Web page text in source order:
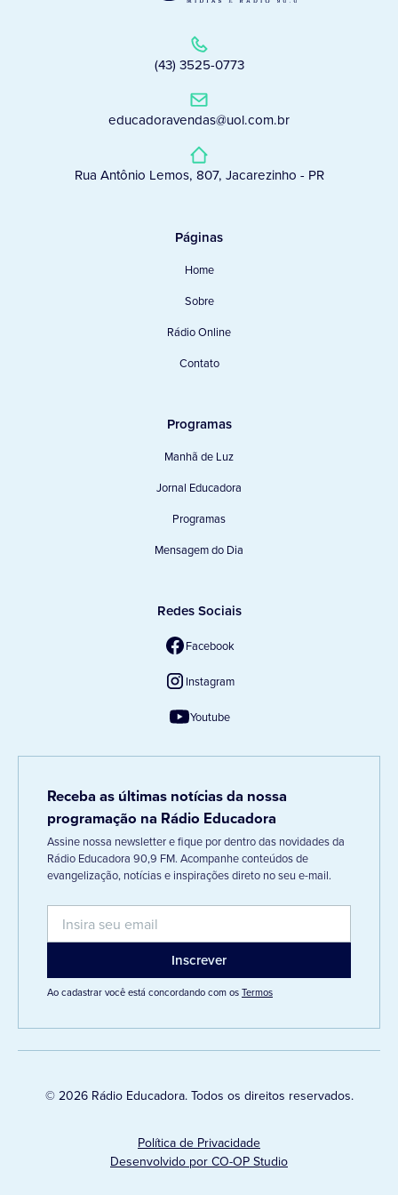
(43) 3525-0773
educadoravendas@uol.com.br
Rua Antônio Lemos, 807, Jacarezinho - PR
Páginas
Home
Sobre
Rádio Online
Contato
Programas
Manhã de Luz
Jornal Educadora
Programas
Mensagem do Dia
Redes Sociais
Facebook
Instagram
Youtube
Receba as últimas notícias da nossa
programação na Rádio Educadora
Assine nossa newsletter e fique por dentro das novidades da
Rádio Educadora 90,9 FM. Acompanhe conteúdos de
evangelização, notícias e inspirações direto no seu e-mail.
Ao cadastrar você está concordando com osTermos
© 2026 Rádio Educadora. Todos os direitos reservados.
Política de Privacidade
Desenvolvido por CO-OP Studio